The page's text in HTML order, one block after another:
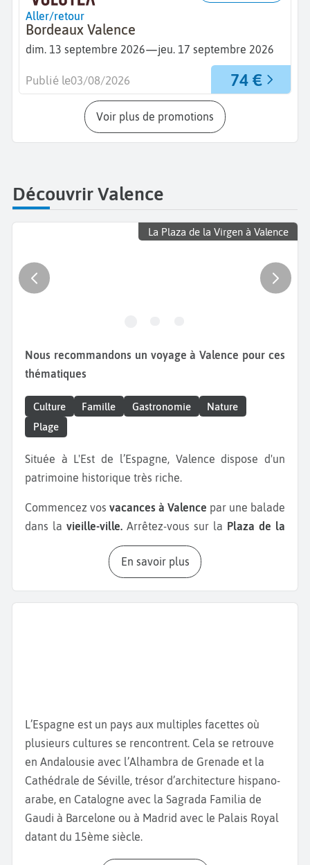
Aller/retour
Bordeaux Valence
dim. 13 septembre 2026—jeu. 17 septembre 2026
74 €
Publié le03/08/2026
Voir plus de promotions
Découvrir Valence
La Plaza de la Virgen à Valence
Nous recommandons un voyage à Valence pour ces
thématiques
Culture Famille Gastronomie
Nature
Plage
Située à L'Est de l’Espagne, Valence dispose d'un
patrimoine historique très riche.
Commencez vos vacances à Valence par une balade
dans la vieille-ville. Arrêtez-vous sur la Plaza de la
avec la fontaine de la Turia. Cette place est
entourée par le Micalet, clocher du XIVème siècle de
Cathédrale de Valence, célèbre pour abriter le
Saint Calice, que certains considèrent comme le
marchés couverts d’Europe avec ses épiceries,
boucheries ou encorebar à tapasqui cuisinent les
aliments du marché. Ne manquez pas de goûter la
paella valencienne, plat emblématique à base de
riz, de poulet, de lapin et de haricots verts, née dans
cette région mais aussi l’Agua de Valencia, un
cocktail de Champagne ou de cava avec du jus
En savoir plus
L’Espagne est un pays aux multiples facettes où
plusieurs cultures se rencontrent. Cela se retrouve
en Andalousie avec l’Alhambra de Grenade et la
Cathédrale de Séville, trésor d’architecture hispano-
arabe, en Catalogne avec la Sagrada Familia de
Gaudi à Barcelone ou à Madrid avec le Palais Royal
datant du 15ème siècle.